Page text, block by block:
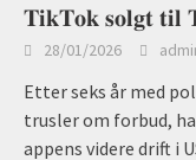
𝐓𝐢𝐤𝐓𝐨𝐤 𝐬𝐨𝐥𝐠𝐭
28/01/2026
Etter seks år med
trusler om forbud,
appens videre drift i